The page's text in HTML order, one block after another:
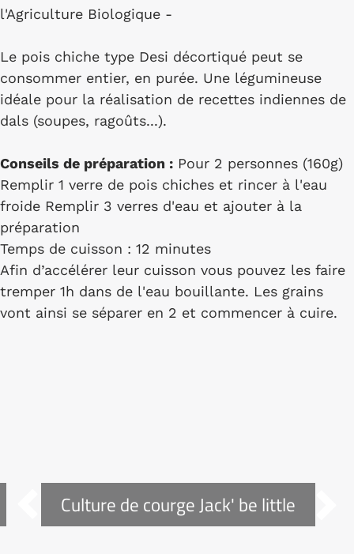
l'Agriculture Biologique -
Le pois chiche type Desi décortiqué peut se
consommer entier, en purée. Une légumineuse
idéale pour la réalisation de recettes indiennes de
dals (soupes, ragoûts...).
Conseils de préparation : Pour 2 personnes (160g)
Remplir 1 verre de pois chiches et rincer à l'eau
froide Remplir 3 verres d'eau et ajouter à la
préparation
Temps de cuisson : 12 minutes
Afin d’accélérer leur cuisson vous pouvez les faire
tremper 1h dans de l'eau bouillante. Les grains
vont ainsi se séparer en 2 et commencer à cuire.
Culture de courge Jack' be little